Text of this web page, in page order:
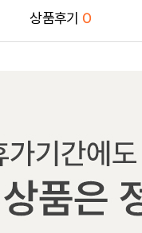
상품후기0